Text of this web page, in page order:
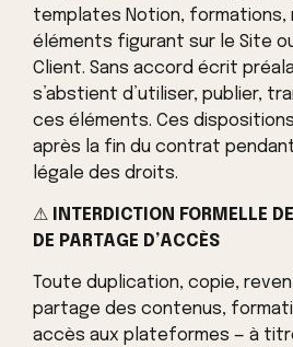
templates Notion, formations,
éléments figurant sur le Site
Client. Sans accord écrit
s’abstient d’utiliser, publier,
ces éléments. Ces
après la fin du contrat
légale des droits.
⚠
INTERDICTION FORMELLE
DE PARTAGE D’ACCÈS
Toute duplication, copie,
partage des contenus,
accès aux plateformes — à